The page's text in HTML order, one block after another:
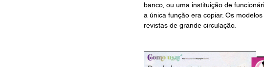
banco, ou uma instituição de
a única função era copiar. Os
revistas de grande circulação.